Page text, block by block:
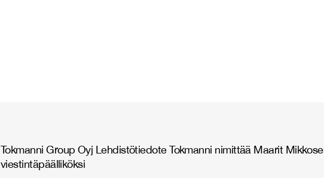
Tokmanni Group Oyj Lehdistötiedote Tokmanni nimittää Maarit
viestintäpäälliköksi